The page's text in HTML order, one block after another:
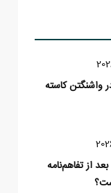
در واشنگتن کاسته
از تفاهم‌نامه